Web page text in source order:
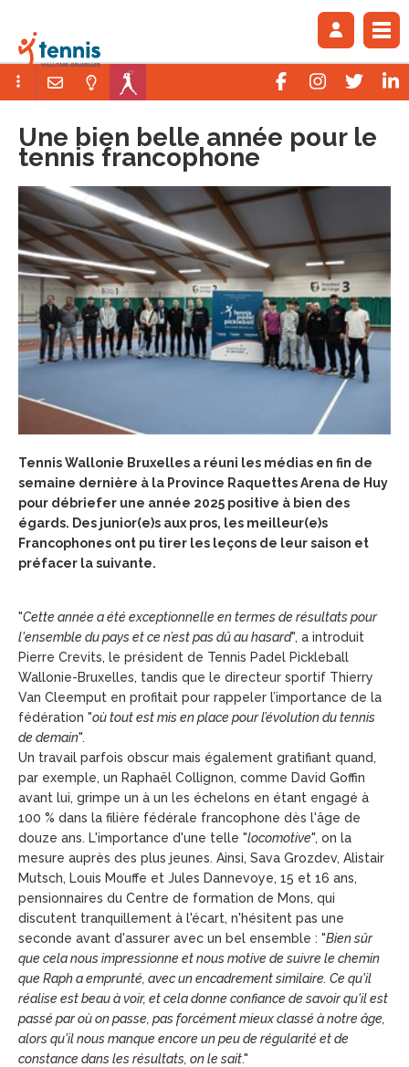
Une bien belle année pour le
tennis francophone
Tennis Wallonie Bruxelles a réuni les médias en fin de
semaine dernière à la Province Raquettes Arena de Huy
pour débriefer une année 2025 positive à bien des
égards. Des junior(e)s aux pros, les meilleur(e)s
Francophones ont pu tirer les leçons de leur saison et
préfacer la suivante.
"Cette année a été exceptionnelle en termes de résultats pour
l'ensemble du pays et ce n’est pas dû au hasard", a introduit
Pierre Crevits, le président de Tennis Padel Pickleball
Wallonie-Bruxelles, tandis que le directeur sportif Thierry
Van Cleemput en profitait pour rappeler l’importance de la
fédération "où tout est mis en place pour l’évolution du tennis
de demain".
Un travail parfois obscur mais également gratifiant quand,
par exemple, un Raphaël Collignon, comme David Goffin
avant lui, grimpe un à un les échelons en étant engagé à
100 % dans la filière fédérale francophone dès l'âge de
douze ans. L'importance d'une telle "locomotive", on la
mesure auprès des plus jeunes. Ainsi, Sava Grozdev, Alistair
Mutsch, Louis Mouffe et Jules Dannevoye, 15 et 16 ans,
pensionnaires du Centre de formation de Mons, qui
discutent tranquillement à l'écart, n'hésitent pas une
seconde avant d'assurer avec un bel ensemble : "Bien sûr
que cela nous impressionne et nous motive de suivre le chemin
que Raph a emprunté, avec un encadrement similaire. Ce qu'il
réalise est beau à voir, et cela donne confiance de savoir qu'il est
passé par où on passe, pas forcément mieux classé à notre âge,
alors qu'il nous manque encore un peu de régularité et de
constance dans les résultats, on le sait."